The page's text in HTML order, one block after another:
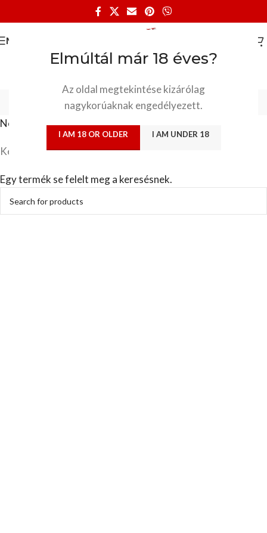
Elmúltál már 18 éves?
Az oldal megtekintése kizárólag
nagykorúaknak engedélyezett.
I AM 18 OR OLDER I AM UNDER 18
MENU
Novella
Novella
Kezdőlap Könyvesbolt/Novella
Egy termék se felelt meg a keresésnek.